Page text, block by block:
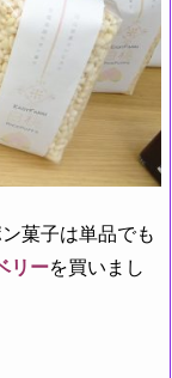
菓子は単品でも
リーを買いまし